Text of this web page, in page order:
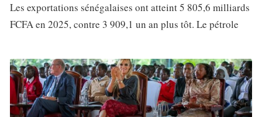
Les exportations sénégalaises ont atteint 5 805,6 milliards
FCFA en 2025, contre 3 909,1 un an plus tôt. Le pétrole